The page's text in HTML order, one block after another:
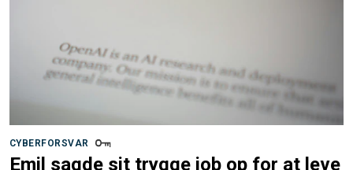
CYBERFORSVAR
Emil sagde sit trygge job op for at leve